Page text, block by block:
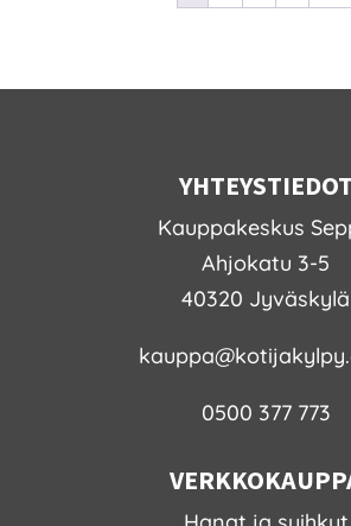
YHTEYSTIEDOT
Kauppakeskus
Ahjokatu 3-5
40320 Jyväskylä
0500 377 773